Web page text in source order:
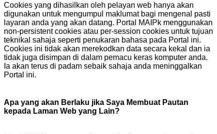
Cookies yang dihasilkan oleh pelayan web hanya akan
digunakan untuk mengumpul maklumat bagi mengenal pasti
layaran anda yang akan datang. Portal MAIPk menggunakan
non-persistent cookies atau per-session cookies untuk tujuan
teknikal sahaja seperti penukaran bahasa pada Portal ini.
Cookies ini tidak akan merekodkan data secara kekal dan ia
tidak juga disimpan di dalam pemacu keras komputer anda.
Ia akan terus di padam sebaik sahaja anda meninggalkan
Portal ini.
Apa yang akan Berlaku jika Saya Membuat Pautan
kepada Laman Web yang Lain?